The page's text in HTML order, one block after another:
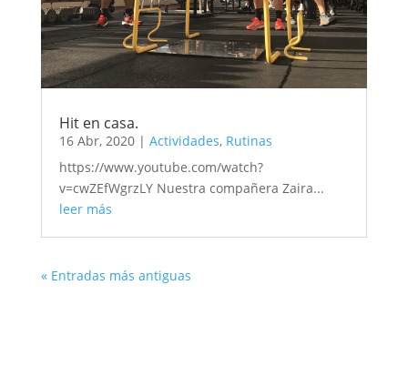
Hit en casa.
16 Abr, 2020| Actividades, Rutinas
https://www.youtube.com/watch?
v=cwZEfWgrzLY Nuestra compañera Zaira...
leer más
« Entradas más antiguas